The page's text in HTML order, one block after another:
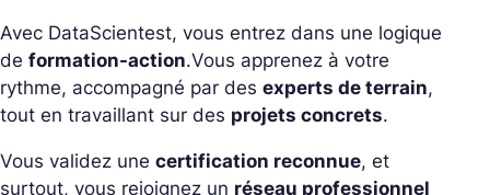
Avec DataScientest, vous entrez dans une logique
de formation-action.Vous apprenez à votre
rythme, accompagné par des experts de terrain,
tout en travaillant sur des projets concrets.
Vous validez une certification reconnue, et
surtout, vous rejoignez un réseau professionnel